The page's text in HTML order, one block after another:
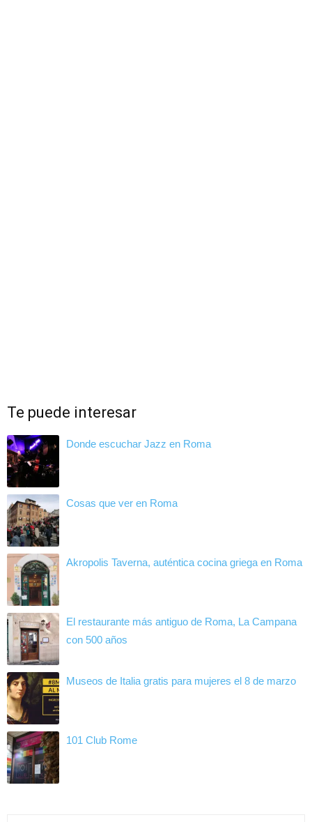
Te puede interesar
Donde escuchar Jazz en Roma
Cosas que ver en Roma
Akropolis Taverna, auténtica cocina griega en Roma
El restaurante más antiguo de Roma, La Campana
con 500 años
Museos de Italia gratis para mujeres el 8 de marzo
101 Club Rome